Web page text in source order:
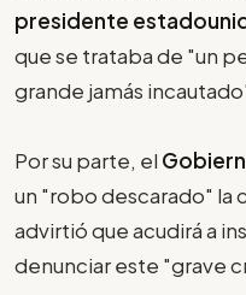
presidente
que se trataba de "un
grande jamás
Por su parte, el
un "robo descarado"
advirtió que acudirá a
denunciar este "grave